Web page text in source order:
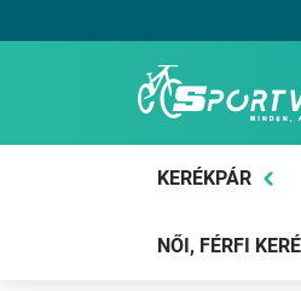
KERÉKPÁR
NŐI, FÉRFI